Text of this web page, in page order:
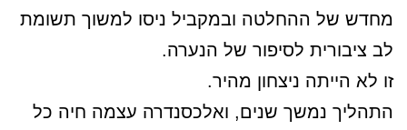
מחדש של ההחלטה ובמקביל ניסו למשוך תשומת
לב ציבורית לסיפור של הנערה.
זו לא הייתה ניצחון מהיר.
התהליך נמשך שנים, ואלכסנדרה עצמה חיה כל